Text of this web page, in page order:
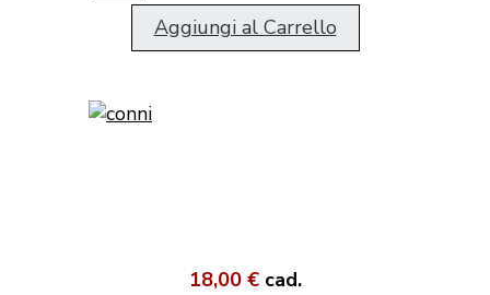
Aggiungi al Carrello
18,00 € cad.